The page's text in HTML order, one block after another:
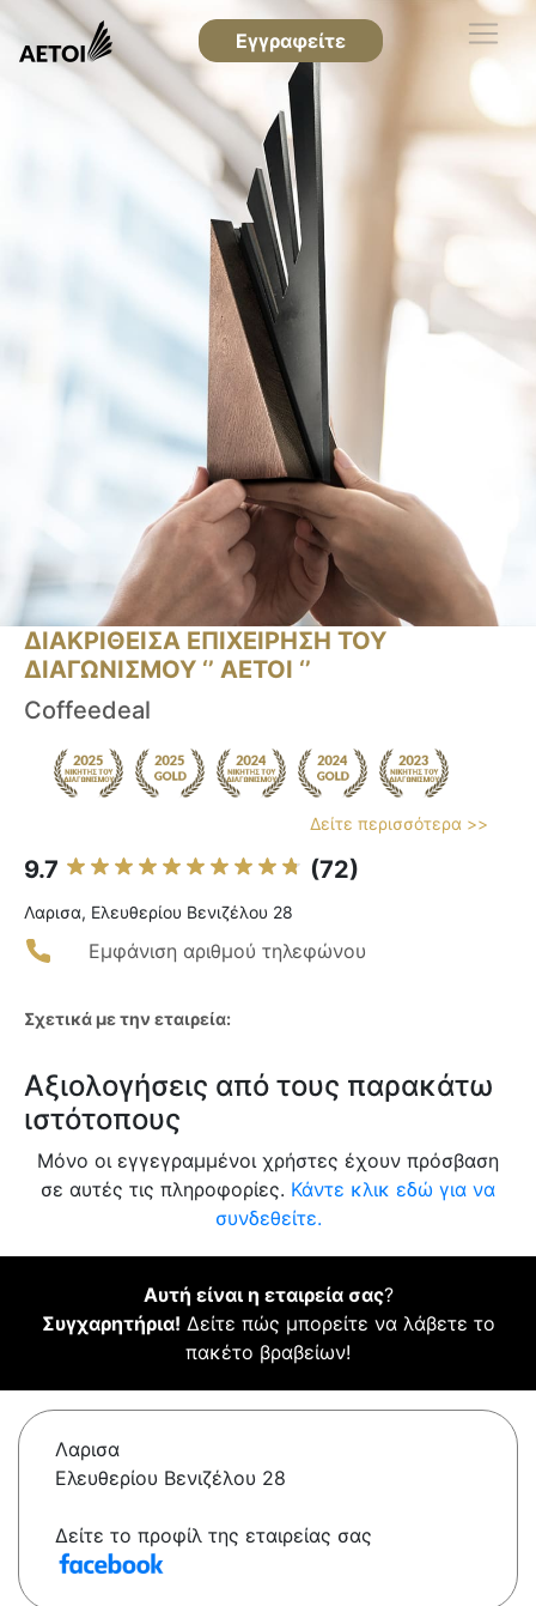
Εγγραφείτε
ΔΙΑΚΡΙΘΕΙΣΑ ΕΠΙΧΕΙΡΗΣΗ ΤΟΥ
ΔΙΑΓΩΝΙΣΜΟΥ ‘’ ΑΕΤΟΙ ‘’
Coffeedeal
Δείτε περισσότερα >>
9.7 (72)
Λαρισα, Ελευθερίου Βενιζέλου 28
Εμφάνιση αριθμού τηλεφώνου
Σχετικά με την εταιρεία:
Αξιολογήσεις από τους παρακάτω
ιστότοπους
Μόνο οι εγγεγραμμένοι χρήστες έχουν πρόσβαση
σε αυτές τις πληροφορίες. Κάντε κλικ εδώ για να
συνδεθείτε.
Αυτή είναι η εταιρεία σας?
Συγχαρητήρια! Δείτε πώς μπορείτε να λάβετε το
πακέτο βραβείων!
Λαρισα
Ελευθερίου Βενιζέλου 28
Δείτε το προφίλ της εταιρείας σας